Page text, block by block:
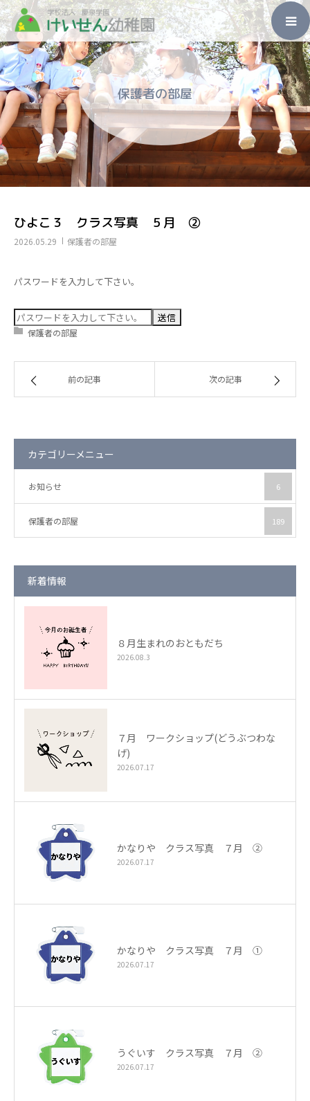
保護者の部屋
ひよこ３ クラス写真 ５月 ②
2026.05.29 保護者の部屋
パスワードを入力して下さい。
保護者の部屋
前の記事 次の記事
カテゴリーメニュー
お知らせ 6
保護者の部屋 189
新着情報
８月生まれのおともだち
2026.08.3
７月 ワークショップ(どうぶつわな
げ)
2026.07.17
かなりや クラス写真 ７月 ②
2026.07.17
かなりや クラス写真 ７月 ①
2026.07.17
うぐいす クラス写真 ７月 ②
2026.07.17
ホーム
園のこと
入園のご案内
未就園児教室
子育て支援
保護者の部屋
お知らせ